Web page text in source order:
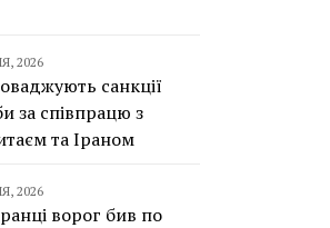
2026
санкції
за співпрацю з
та Іраном
2026
ворог бив по